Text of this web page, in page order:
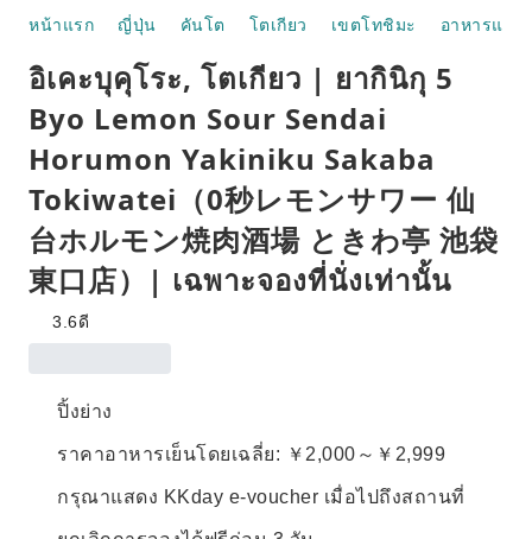
หน้าแรก ญี่ปุ่น คันโต โตเกียว เขตโทชิมะ อาหารและ
อิเคะบุคุโระ, โตเกียว | ยากินิกุ 5
Byo Lemon Sour Sendai
Horumon Yakiniku Sakaba
Tokiwatei（0秒レモンサワー 仙
台ホルモン焼肉酒場 ときわ亭 池袋
東口店）| เฉพาะจองที่นั่งเท่านั้น
3.6ดี
ปิ้งย่าง
ราคาอาหารเย็นโดยเฉลี่ย: ￥2,000～￥2,999
กรุณาแสดง KKday e-voucher เมื่อไปถึงสถานที่